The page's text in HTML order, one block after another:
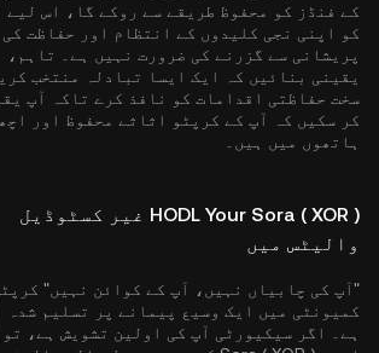
کے فنڈز کو محفوظ طریقے سے روکے گا، اس لیے
کو اپنی نجی کلیدوں کے انتظام اور حفاظت کی
پریشانی سے گزرنے کی ضرورت نہیں ہے۔ تاہم،
یقینی بنائیں کہ ایک ایسا تبادلہ منتخب
سخت حفاظتی اقدامات کو نافذ کرے تاکہ آپ
کر سکیں کہ آپ کے کرپٹو اثاثے محفوظ اور
ہاتھوں میں ہیں۔
HODL Your Sora ( XOR ) غیر کسٹوڈیل
والیٹس میں
"آپ کی چابیاں نہیں، آپ کے کوائن نہیں"
کمیونٹی میں ایک وسیع پیمانے پر تسلیم شدہ
ہے۔ اگر سیکیورٹی آپ کی اولین تشویش ہے،